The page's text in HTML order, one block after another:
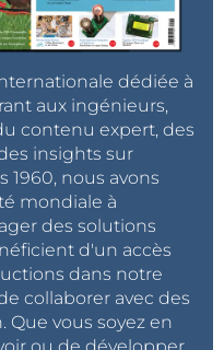
dédiée à
aux ingénieurs,
contenu expert, des
insights sur
1960, nous avons
mondiale à
des solutions
d'un accès
dans notre
collaborer avec des
vous soyez en